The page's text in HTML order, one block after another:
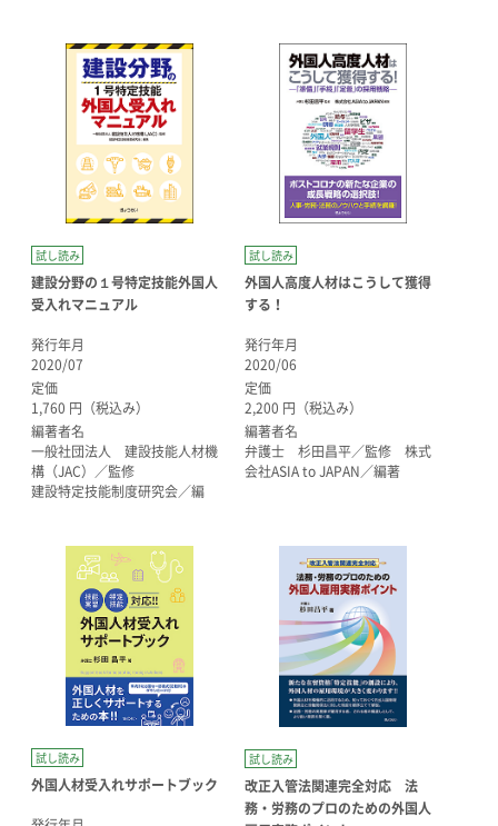
試し読み
建設分野の１号特定技能外国人
受入れマニュアル
発行年月
2020/07
定価
1,760 円（税込み）
編著者名
一般社団法人 建設技能人材機
構（JAC）／監修
建設特定技能制度研究会／編
試し読み
外国人高度人材はこうして獲得
する！
発行年月
2020/06
定価
2,200 円（税込み）
編著者名
弁護士 杉田昌平／監修 株式
会社ASIA to JAPAN／編著
試し読み
外国人材受入れサポートブック
試し読み
改正入管法関連完全対応 法
務・労務のプロのための外国人